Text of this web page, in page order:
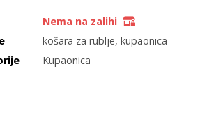
Nema na zalihi
košara za rublje,kupaonica
Kupaonica